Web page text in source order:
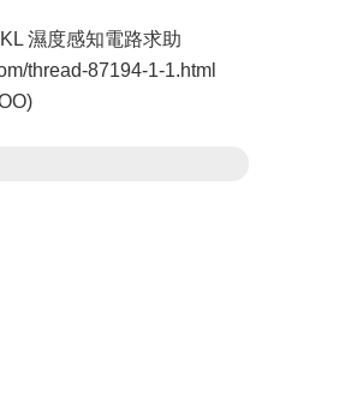
濕度感知電路求助
thread-87194-1-1.html